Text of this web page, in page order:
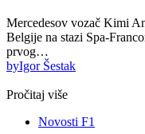
Mercedesov vozač Kimi
Belgije na stazi Spa-
prvog…
byIgor Šestak
Pročitaj više
Novosti F1